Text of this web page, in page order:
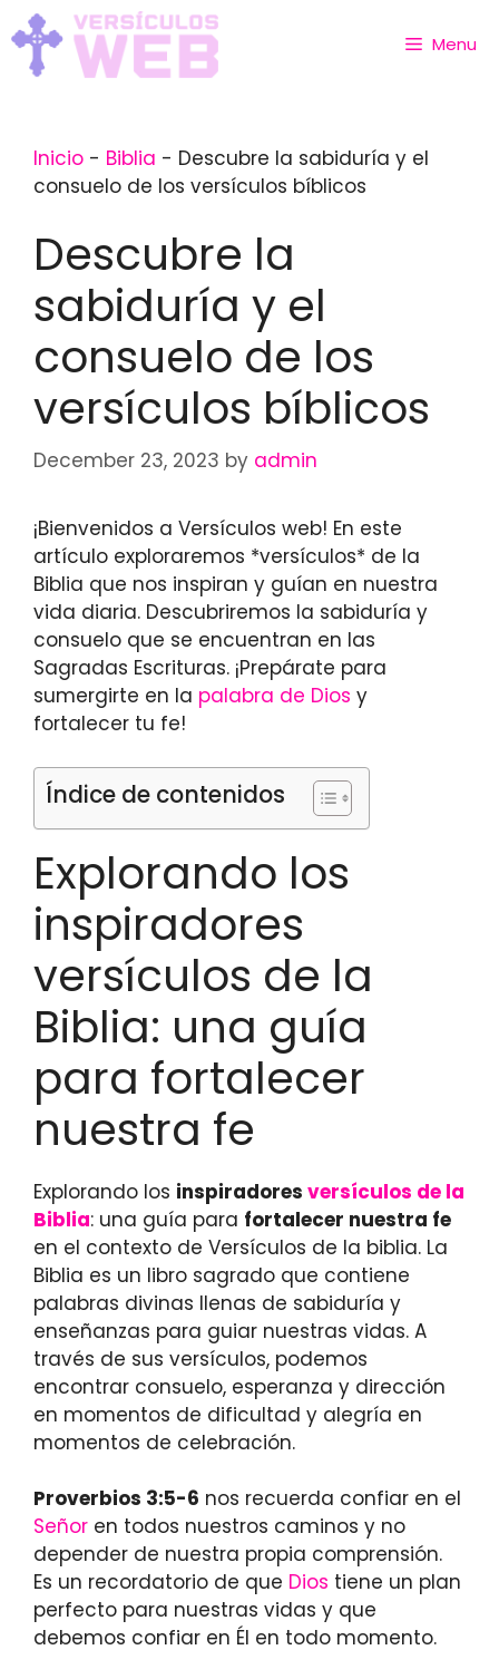
Skip
to
content
Menu
Inicio - Biblia - Descubre la sabiduría y el
consuelo de los versículos bíblicos
Descubre la
sabiduría y el
consuelo de los
versículos bíblicos
December 23, 2023 by admin
¡Bienvenidos a Versículos web! En este
artículo exploraremos *versículos* de la
Biblia que nos inspiran y guían en nuestra
vida diaria. Descubriremos la sabiduría y
consuelo que se encuentran en las
Sagradas Escrituras. ¡Prepárate para
sumergirte en la palabra de Dios y
fortalecer tu fe!
Índice de contenidos
Explorando los
inspiradores
versículos de la
Biblia: una guía
para fortalecer
nuestra fe
Explorando los inspiradores versículos de la
Biblia: una guía para fortalecer nuestra fe
en el contexto de Versículos de la biblia. La
Biblia es un libro sagrado que contiene
palabras divinas llenas de sabiduría y
enseñanzas para guiar nuestras vidas. A
través de sus versículos, podemos
encontrar consuelo, esperanza y dirección
en momentos de dificultad y alegría en
momentos de celebración.
Proverbios 3:5-6 nos recuerda confiar en el
Señor en todos nuestros caminos y no
depender de nuestra propia comprensión.
Es un recordatorio de que Dios tiene un plan
perfecto para nuestras vidas y que
debemos confiar en Él en todo momento.